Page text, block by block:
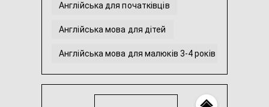
Англійська для початківців
Англійська мова для дітей
Англійська мова для малюків 3-4 років
Англійська для людей з Дислексією
Англійська мова для молодших школярів